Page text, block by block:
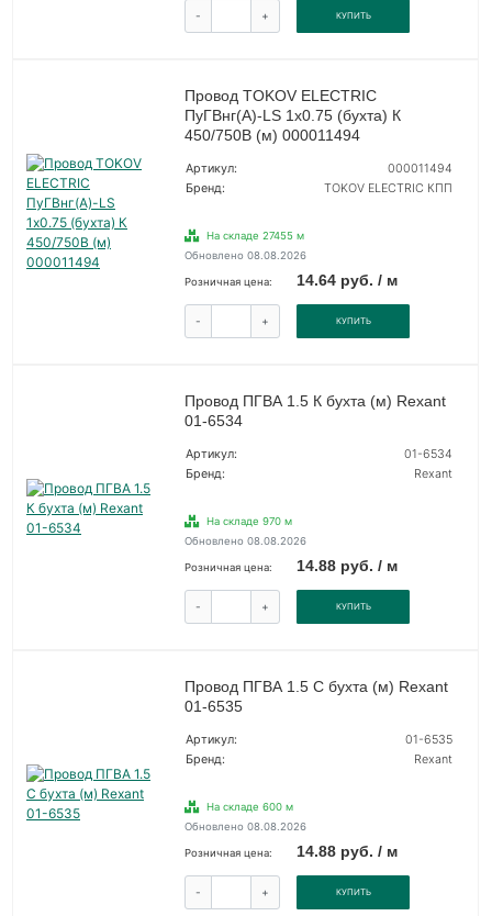
- + КУПИТЬ
Провод TOKOV ELECTRIC
ПуГВнг(А)-LS 1х0.75 (бухта) К
450/750В (м) 000011494
Артикул:
000011494
Бренд:
TOKOV ELECTRIC КПП
На складе 27455 м
Обновлено 08.08.2026
Розничная цена: 14.64 руб. / м
- + КУПИТЬ
Провод ПГВА 1.5 К бухта (м) Rexant
01-6534
Артикул:
01-6534
Бренд:
Rexant
На складе 970 м
Обновлено 08.08.2026
Розничная цена: 14.88 руб. / м
- + КУПИТЬ
Провод ПГВА 1.5 С бухта (м) Rexant
01-6535
Артикул:
01-6535
Бренд:
Rexant
На складе 600 м
Обновлено 08.08.2026
Розничная цена: 14.88 руб. / м
- + КУПИТЬ